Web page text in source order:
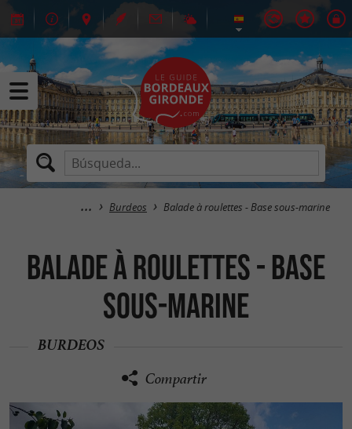
Burdeos Balade à roulettes - Base sous-marine
Balade à roulettes - Base
sous-marine
BURDEOS
Compartir